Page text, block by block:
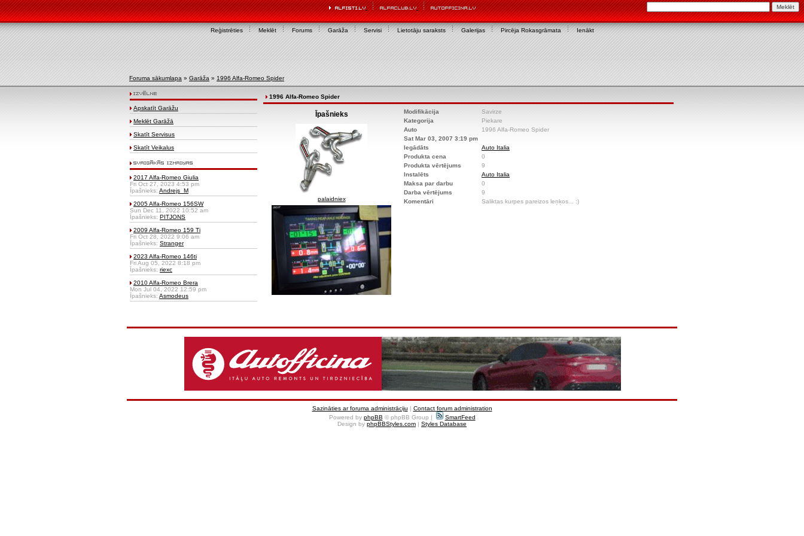
Reģistrēties Meklēt Forums Garāža Servisi Lietotāju saraksts Galerijas Pircēja Rokasgrāmata Ienākt
Foruma sākumlapa » Garāža » 1996 Alfa-Romeo Spider
Apskatīt Garāžu
Meklēt Garāžā
Skatīt Servisus
Skatīt Veikalus
2017 Alfa-Romeo Giulia
Fri Oct 27, 2023 4:53 pm
Īpašnieks: Andrejs_M
2005 Alfa-Romeo 156SW
Sun Dec 11, 2022 10:52 am
Īpašnieks: PITJONS
2009 Alfa-Romeo 159 Ti
Fri Oct 28, 2022 9:06 am
Īpašnieks: Stranger
2023 Alfa-Romeo 146ti
Fri Aug 05, 2022 8:18 pm
Īpašnieks: riexc
2010 Alfa-Romeo Brera
Mon Jul 04, 2022 12:59 pm
Īpašnieks: Asmodeus
1996 Alfa-Romeo Spider
Īpašnieks
palaidniex
Modifikācija
Savirze
Kategorija
Piekare
Auto
1996 Alfa-Romeo Spider
Sat Mar 03, 2007 3:19 pm
Iegādāts
Auto Italia
Produkta cena
0
Produkta vērtējums
9
Instalēts
Auto Italia
Maksa par darbu
0
Darba vērtējums
9
Komentāri
Saliktas kurpes pareizos leņķos... :)
Sazināties ar foruma administrāciju | Contact forum administration
Powered by phpBB © phpBB Group |
SmartFeed
Design by phpBBStyles.com | Styles Database